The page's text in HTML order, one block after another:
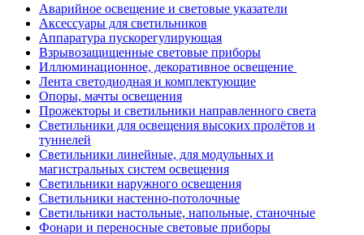
Аварийное освещение и световые указатели
Аксессуары для светильников
Аппаратура пускорегулирующая
Взрывозащищенные световые приборы
Иллюминационное, декоративное освещение
Лента светодиодная и комплектующие
Опоры, мачты освещения
Прожекторы и светильники направленного света
Светильники для освещения высоких пролётов и
туннелей
Светильники линейные, для модульных и
магистральных систем освещения
Светильники наружного освещения
Светильники настенно-потолочные
Светильники настольные, напольные, станочные
Фонари и переносные световые приборы